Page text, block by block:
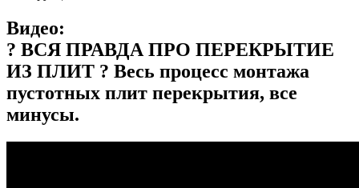
Видео:
? ВСЯ ПРАВДА ПРО ПЕРЕКРЫТИЕ
ИЗ ПЛИТ ? Весь процесс монтажа
пустотных плит перекрытия, все
минусы.